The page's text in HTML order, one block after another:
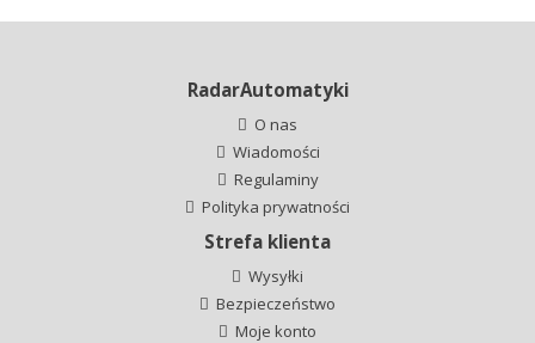
RadarAutomatyki
O nas
Wiadomości
Regulaminy
Polityka prywatności
Strefa klienta
Wysyłki
Bezpieczeństwo
Moje konto